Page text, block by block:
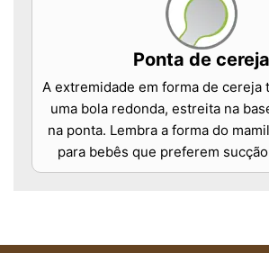
Ponta de cereja
A extremidade em forma de cereja
uma bola redonda, estreita na
na ponta. Lembra a forma do
para bebês que preferem